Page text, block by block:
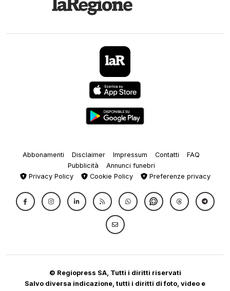
Abbonamenti Disclaimer Impressum Contatti
FAQ
Pubblicità
Annunci funebri
Privacy Policy
Cookie Policy Preferenze privacy
© Regiopress SA, Tutti i diritti riservati
Salvo diversa indicazione, tutti i diritti di foto, video e